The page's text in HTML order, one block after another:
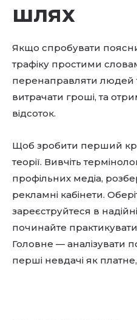
шлях
Якщо спробувати
трафіку простими
перенаправляти людей
витрачати гроші, та
відсоток.
Щоб зробити перший
теорії. Вивчіть
профільних медіа,
рекламні кабінети.
зареєструйтеся в
починайте
Головне — аналізувати
перші невдачі як